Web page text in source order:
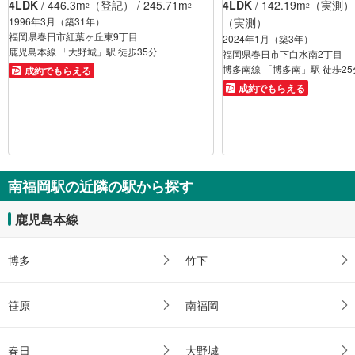
4LDK / 446.3m2 （登記） / 245.71m2
1996年3月（築31年）
福岡県春日市紅葉ヶ丘東9丁目
鹿児島本線 「大野城」駅 徒歩35分
成約でもらえる
4LDK / 142.19m2
（実測
（実測）
2024年1月（築3年）
福岡県春日市下白水南2丁目
博多南線 「博多南」駅 徒歩25
成約でもらえる
南福岡駅の近隣の駅から探す
鹿児島本線
博多 竹下
笹原 南福岡
春日 大野城